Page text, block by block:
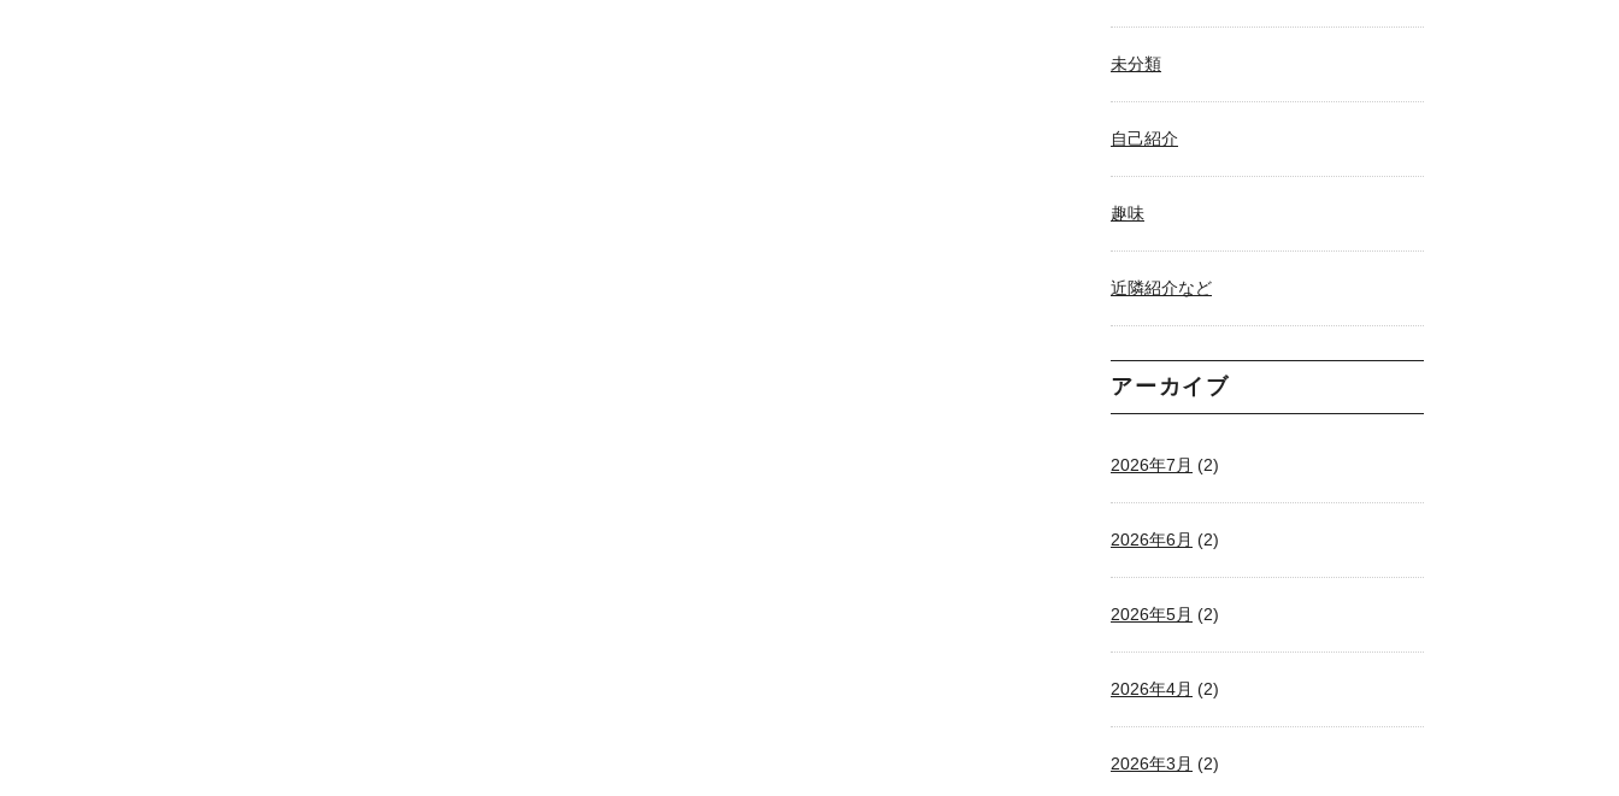
未分類
自己紹介
趣味
近隣紹介など
アーカイブ
2026年7月 (2)
2026年6月 (2)
2026年5月 (2)
2026年4月 (2)
2026年3月 (2)